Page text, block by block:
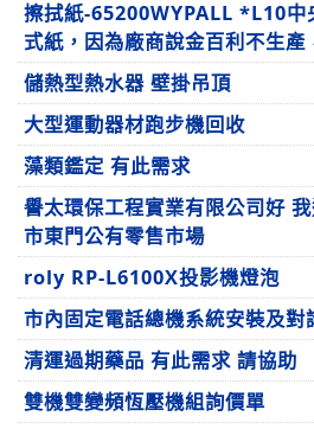
擦拭紙-65200WYPALL *L10中
式紙，因為廠商說金百利不生產
儲熱型熱水器 壁掛吊頂
大型運動器材跑步機回收
藻類鑑定 有此需求
譽太環保工程實業有限公司好
市東門公有零售市場
roly RP-L6100X投影機燈泡
市內固定電話總機系統安裝及對
清運過期藥品 有此需求 請協助
雙機雙變頻恆壓機組詢價單